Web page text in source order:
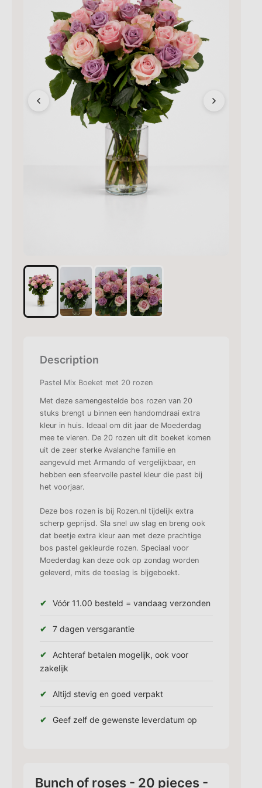
Description
Pastel Mix Boeket met 20 rozen
Met deze samengestelde bos rozen van 20
stuks brengt u binnen een handomdraai extra
kleur in huis. Ideaal om dit jaar de Moederdag
mee te vieren. De 20 rozen uit dit boeket komen
uit de zeer sterke Avalanche familie en
aangevuld met Armando of vergelijkbaar, en
hebben een sfeervolle pastel kleur die past bij
het voorjaar.
Deze bos rozen is bij Rozen.nl tijdelijk extra
scherp geprijsd. Sla snel uw slag en breng ook
dat beetje extra kleur aan met deze prachtige
bos pastel gekleurde rozen. Speciaal voor
Moederdag kan deze ook op zondag worden
geleverd, mits de toeslag is bijgeboekt.
Vóór 11.00 besteld = vandaag verzonden
7 dagen versgarantie
Achteraf betalen mogelijk, ook voor
zakelijk
Altijd stevig en goed verpakt
Geef zelf de gewenste leverdatum op
Bunch of roses - 20 pieces -